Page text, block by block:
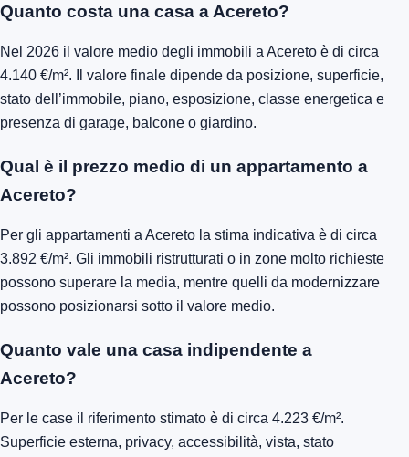
Quanto costa una casa a Acereto?
Nel 2026 il valore medio degli immobili a Acereto è di circa
4.140 €/m². Il valore finale dipende da posizione, superficie,
stato dell’immobile, piano, esposizione, classe energetica e
presenza di garage, balcone o giardino.
Qual è il prezzo medio di un appartamento a
Acereto?
Per gli appartamenti a Acereto la stima indicativa è di circa
3.892 €/m². Gli immobili ristrutturati o in zone molto richieste
possono superare la media, mentre quelli da modernizzare
possono posizionarsi sotto il valore medio.
Quanto vale una casa indipendente a
Acereto?
Per le case il riferimento stimato è di circa 4.223 €/m².
Superficie esterna, privacy, accessibilità, vista, stato